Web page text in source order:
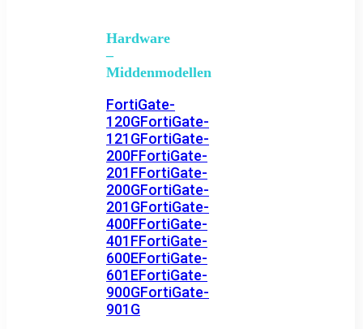
Hardware
–
Middenmodellen
FortiGate-
120GFortiGate-
121GFortiGate-
200FFortiGate-
201FFortiGate-
200GFortiGate-
201GFortiGate-
400FFortiGate-
401FFortiGate-
600EFortiGate-
601EFortiGate-
900GFortiGate-
901G